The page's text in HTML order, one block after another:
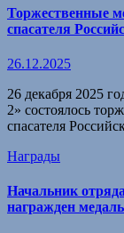
Торжественные
спасателя
26.12.2025
26 декабря 2025
2» состоялось
спасателя
Награды
Начальник
награжден